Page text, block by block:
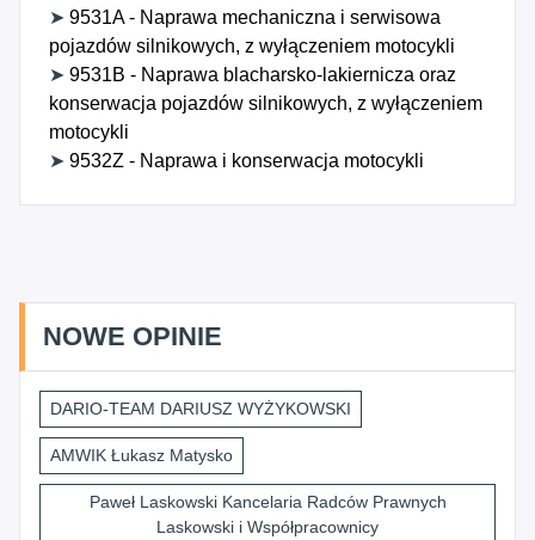
➤ 9531A - Naprawa mechaniczna i serwisowa
pojazdów silnikowych, z wyłączeniem motocykli
➤ 9531B - Naprawa blacharsko-lakiernicza oraz
konserwacja pojazdów silnikowych, z wyłączeniem
motocykli
➤ 9532Z - Naprawa i konserwacja motocykli
NOWE OPINIE
DARIO-TEAM DARIUSZ WYŻYKOWSKI
AMWIK Łukasz Matysko
Paweł Laskowski Kancelaria Radców Prawnych
Laskowski i Współpracownicy